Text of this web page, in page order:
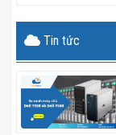
Phụ kiện
Tin tức